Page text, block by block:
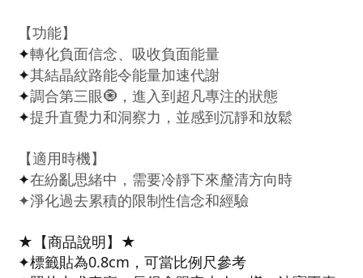
【功能】
✦轉化負面信念、吸收負面能量
✦其結晶紋路能令能量加速代謝
✦調合第三眼🧿 ，進入到超凡專注的狀態
✦提升直覺力和洞察力，並感到沉靜和放鬆
【適用時機】
✦在紛亂思緒中，需要冷靜下來釐清方向時
✦淨化過去累積的限制性信念和經驗
★【商品說明】★
✦標籤貼為0.8cm，可當比例尺參考